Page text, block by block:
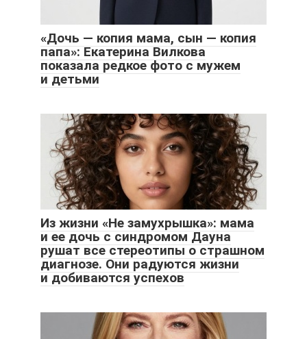
«Дочь — копия мама, сын — копия
папа»: Екатерина Вилкова
показала редкое фото с мужем
и детьми
Из жизни «Не замухрышка»: мама
и ее дочь с синдромом Дауна
рушат все стереотипы о страшном
диагнозе. Они радуются жизни
и добиваются успехов